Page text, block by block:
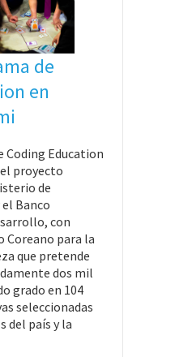
de
en
Coding Education
proyecto
de
el Banco
con
Coreano para la
que pretende
dos mil
grado en 104
seleccionadas
del país y la